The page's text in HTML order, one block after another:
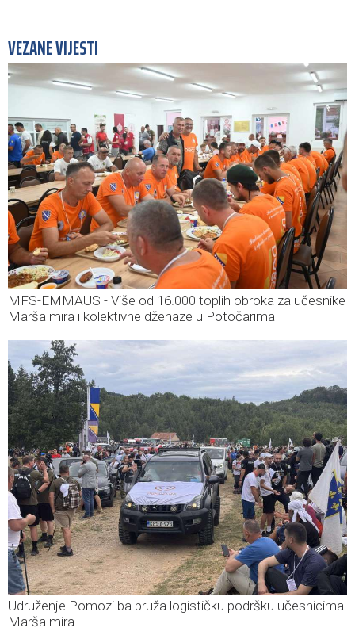
VEZANE VIJESTI
MFS-EMMAUS - Više od 16.000 toplih obroka za učesnike
Marša mira i kolektivne dženaze u Potočarima
Udruženje Pomozi.ba pruža logističku podršku učesnicima
Marša mira